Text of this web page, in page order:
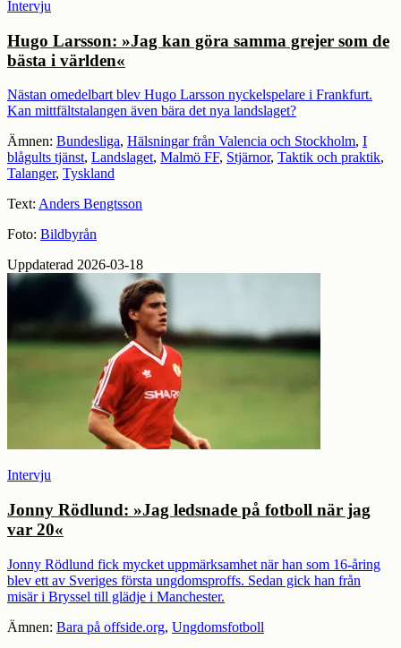
Intervju
Hugo Larsson: »Jag kan göra samma grejer som de
bästa i världen«
Nästan omedelbart blev Hugo Larsson nyckelspelare i Frankfurt.
Kan mittfältstalangen även bära det nya landslaget?
Ämnen: Bundesliga, Hälsningar från Valencia och Stockholm, I
blågults tjänst, Landslaget, Malmö FF, Stjärnor, Taktik och praktik,
Talanger, Tyskland
Text: Anders Bengtsson
Foto: Bildbyrån
Uppdaterad 2026-03-18
Intervju
Jonny Rödlund: »Jag ledsnade på fotboll när jag
var 20«
Jonny Rödlund fick mycket uppmärksamhet när han som 16-åring
blev ett av Sveriges första ungdomsproffs. Sedan gick han från
misär i Bryssel till glädje i Manchester.
Ämnen: Bara på offside.org, Ungdomsfotboll